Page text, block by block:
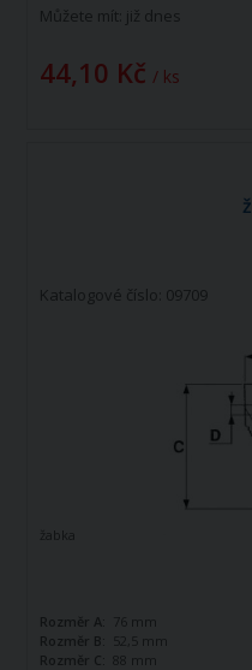
Můžete mít: již dnes
44,10 Kč / ks
Katalogové číslo: 09709
žabka
Rozměr A:
76 mm
Rozměr B:
52,5 mm
Rozměr C:
88 mm